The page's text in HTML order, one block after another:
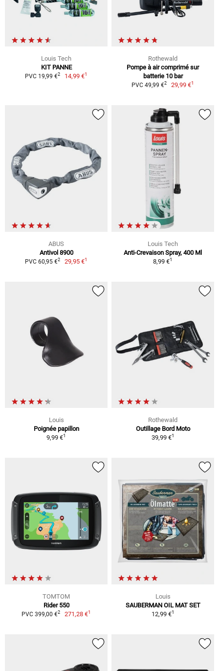
Louis Tech
KIT PANNE
PVC 19,99 €2 14,99 €1
Rothewald
Pompe à air comprimé sur
batterie 10 bar
PVC 49,99 €2 29,99 €1
ABUS
Antivol 8900
PVC 60,95 €2 29,95 €1
Louis Tech
Anti-Crevaison Spray, 400 Ml
8,99 €1
Louis
Poignée papillon
9,99 €1
Rothewald
Outillage Bord Moto
39,99 €1
TOMTOM
Rider 550
PVC 399,00 €2 271,28 €1
Louis
SAUBERMAN OIL MAT SET
12,99 €1